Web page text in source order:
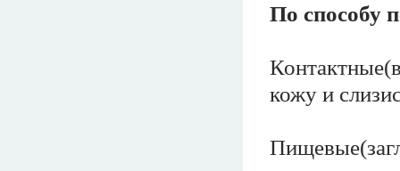
По способу
кожу и